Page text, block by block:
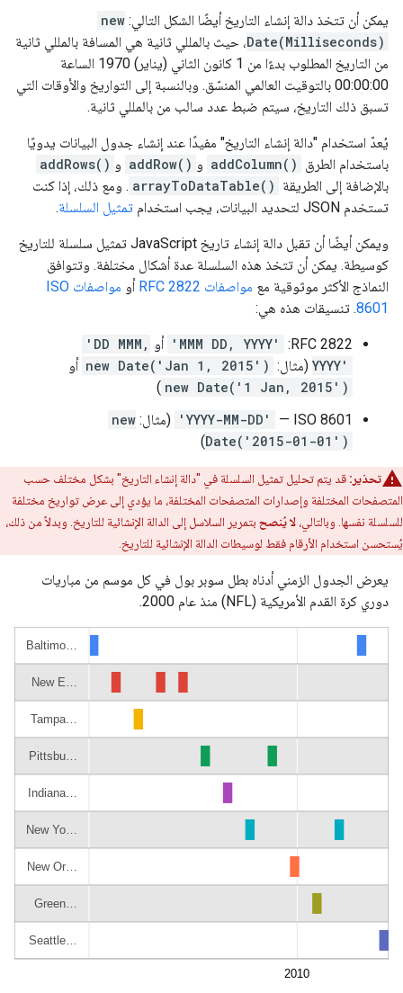
يمكن أن تتخذ دالة إنشاء التاريخ أيضًا الشكل التالي: new
Date(Milliseconds)، حيث بالمللي ثانية هي المسافة بالمللي ثانية
من التاريخ المطلوب بدءًا من 1 كانون الثاني (يناير) 1970 الساعة
00:00:00 بالتوقيت العالمي المنسّق. وبالنسبة إلى التواريخ والأوقات التي
تسبق ذلك التاريخ، سيتم ضبط عدد سالب من بالمللي ثانية.
يُعدّ استخدام "دالة إنشاء التاريخ" مفيدًا عند إنشاء جدول البيانات يدويًا
باستخدام الطرق addColumn() و addRow() و addRows()
بالإضافة إلى الطريقة arrayToDataTable() . ومع ذلك، إذا كنت
تستخدم JSON لتحديد البيانات، يجب استخدام
تمثيل السلسلة.
ويمكن أيضًا أن تقبل دالة إنشاء تاريخ JavaScript تمثيل سلسلة للتاريخ
كوسيطة. يمكن أن تتخذ هذه السلسلة عدة أشكال مختلفة. وتتوافق
النماذج الأكثر موثوقية مع مواصفات RFC 2822 أو
مواصفات ISO
8601. تنسيقات هذه هي:
RFC 2822:
'MMM DD, YYYY' أو 'DD MMM,
YYYY' (مثال: new Date('Jan 1, 2015') أو
new Date('1 Jan, 2015')
)
ISO 8601 —
'YYYY-MM-DD' (مثال: new
Date('2015-01-01')
)
تحذير: قد يتم تحليل تمثيل السلسلة في "دالة إنشاء التاريخ" بشكل مختلف حسب
المتصفحات المختلفة وإصدارات المتصفحات المختلفة، ما يؤدي إلى عرض تواريخ مختلفة
للسلسلة نفسها. وبالتالي، لا يُنصح بتمرير السلاسل إلى الدالة الإنشائية للتاريخ. وبدلاً من ذلك،
يُستحسن استخدام الأرقام فقط لوسيطات الدالة الإنشائية للتاريخ.
يعرض الجدول الزمني أدناه بطل سوبر بول في كل موسم من مباريات
دوري كرة القدم الأمريكية (NFL) منذ عام 2000.